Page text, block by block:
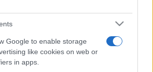
Google to enable storage
like cookies on web or
in apps.
csata után a tulajdonosok jelentős
végleges formáját, egyebek
a rondellák, és ritka megoldásként az
kötélpályás teherfelvonó, amelyet